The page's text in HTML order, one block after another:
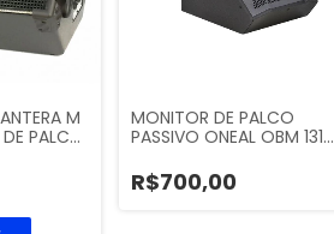
M
PALC…
MONITOR DE PALCO
PASSIVO ONEAL OBM 131…
R$700,00